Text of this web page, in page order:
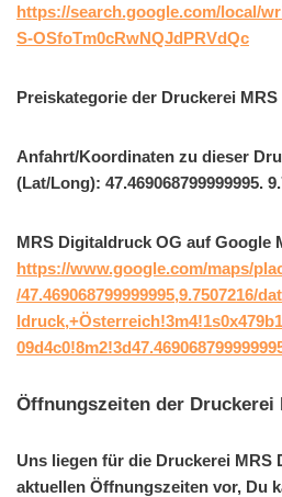
https://search.google.com/local/
S-OSfoTm0cRwNQJdPRVdQc
Preiskategorie der Druckerei
Anfahrt/Koordinaten zu dieser
(Lat/Long): 47.469068799999995.
MRS Digitaldruck OG auf Google
https://www.google.com/maps/
/47.469068799999995,9.7507216/
Öffnungszeiten der Druckerei
Uns liegen für die Druckerei MRS
aktuellen Öffnungszeiten vor, Du